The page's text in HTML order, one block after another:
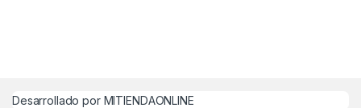
Desarrollado por MITIENDAONLINE